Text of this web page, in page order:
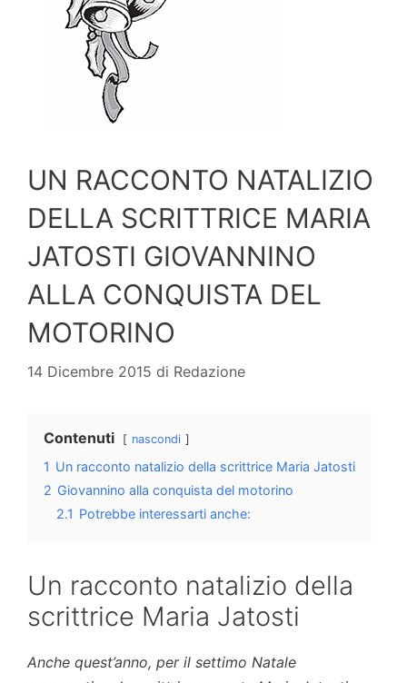
UN RACCONTO NATALIZIO
DELLA SCRITTRICE MARIA
JATOSTI GIOVANNINO
ALLA CONQUISTA DEL
MOTORINO
14 Dicembre 2015 di Redazione
Contenuti nascondi
1 Un racconto natalizio della scrittrice Maria Jatosti
2 Giovannino alla conquista del motorino
2.1 Potrebbe interessarti anche:
Un racconto natalizio della
scrittrice Maria Jatosti
Anche quest’anno, per il settimo Natale